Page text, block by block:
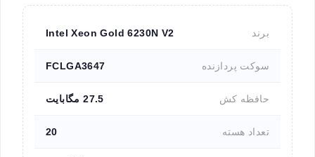
برند Intel Xeon Gold 6230N V2
سوکت پردازنده FCLGA3647
حافظه کش 27.5 مگابایت
تعداد هسته 20